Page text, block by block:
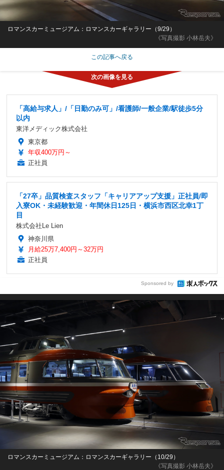
《写真撮影 小林岳夫》
ロマンスカーミュージアム：ロマンスカーギャラリー（9/29）
この記事へ戻る
「高給与求人」/「日勤のみ可」/看護師/一般企業/駅徒歩5分
以内
東洋メディック株式会社
東京都
年収400万円～
正社員
「27卒」品質検査スタッフ「キャリアアップ支援」正社員/即
入寮OK・未経験歓迎・年間休日125日・横浜市西区北幸1丁
目
株式会社Le Lien
神奈川県
月給25万7,400円～32万円
正社員
Sponsored by
《写真撮影 小林岳夫》
ロマンスカーミュージアム：ロマンスカーギャラリー（10/29）